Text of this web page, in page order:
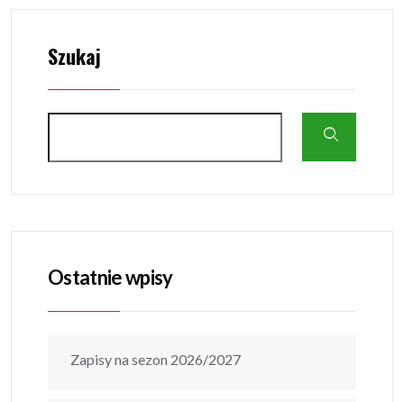
Szukaj
Ostatnie wpisy
Zapisy na sezon 2026/2027